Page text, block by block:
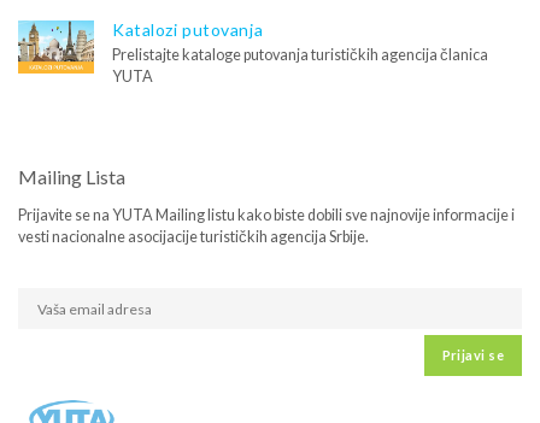
Katalozi putovanja
Prelistajte kataloge putovanja turističkih agencija članica
YUTA
Mailing Lista
Prijavite se na YUTA Mailing listu kako biste dobili sve najnovije informacije i
vesti nacionalne asocijacije turističkih agencija Srbije.
Prijavi se